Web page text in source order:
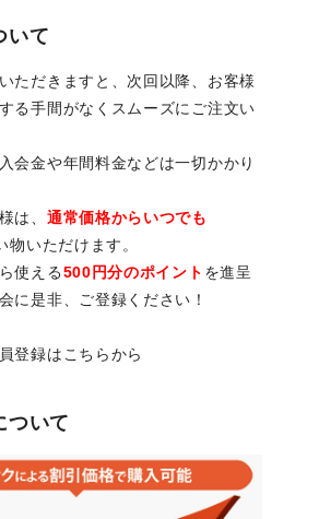
いて
ただきますと、次回以降、お客様
る手間がなくスムーズにご注文い
会金や年間料金などは一切かかり
は、 通常価格からいつでも
物いただけます。
使える500円分のポイント を進呈
に是非、ご登録ください！
登録はこちらから
ついて